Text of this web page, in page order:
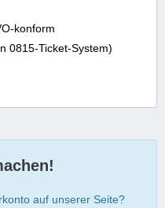
konform
0815-Ticket-System)
auf unserer Seite?